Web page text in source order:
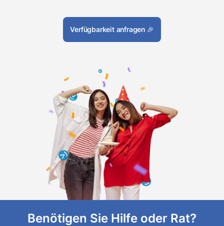
Verfügbarkeit anfragen 🎉
Benötigen Sie Hilfe oder Rat?